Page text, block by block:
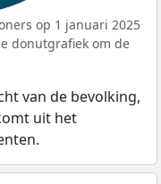
op 1 januari 2025
donutgrafiek om de
van de bevolking,
uit het